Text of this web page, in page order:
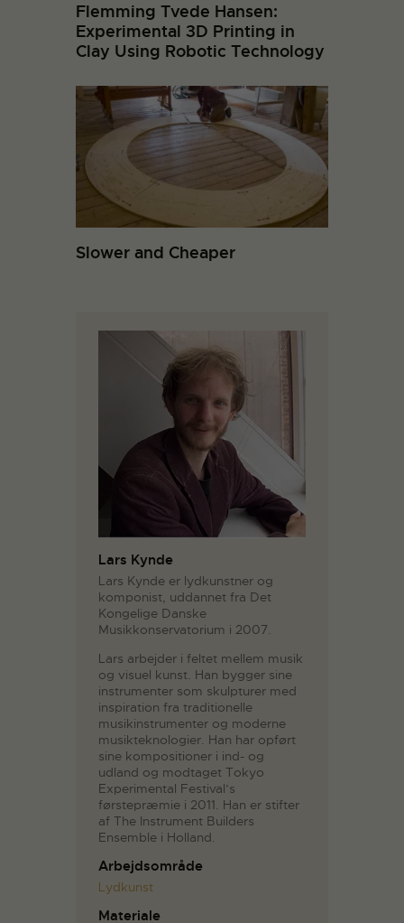
Flemming Tvede Hansen:
Experimental 3D Printing in
Clay Using Robotic Technology
Slower and Cheaper
Lars Kynde
Lars Kynde er lydkunstner og
komponist, uddannet fra Det
Kongelige Danske
Musikkonservatorium i 2007.
Lars arbejder i feltet mellem musik
og visuel kunst. Han bygger sine
instrumenter som skulpturer med
inspiration fra traditionelle
musikinstrumenter og moderne
musikteknologier. Han har opført
sine kompositioner i ind- og
udland og modtaget Tokyo
Experimental Festival’s
førstepræmie i 2011. Han er stifter
af The Instrument Builders
Ensemble i Holland.
Arbejdsområde
Lydkunst
Materiale